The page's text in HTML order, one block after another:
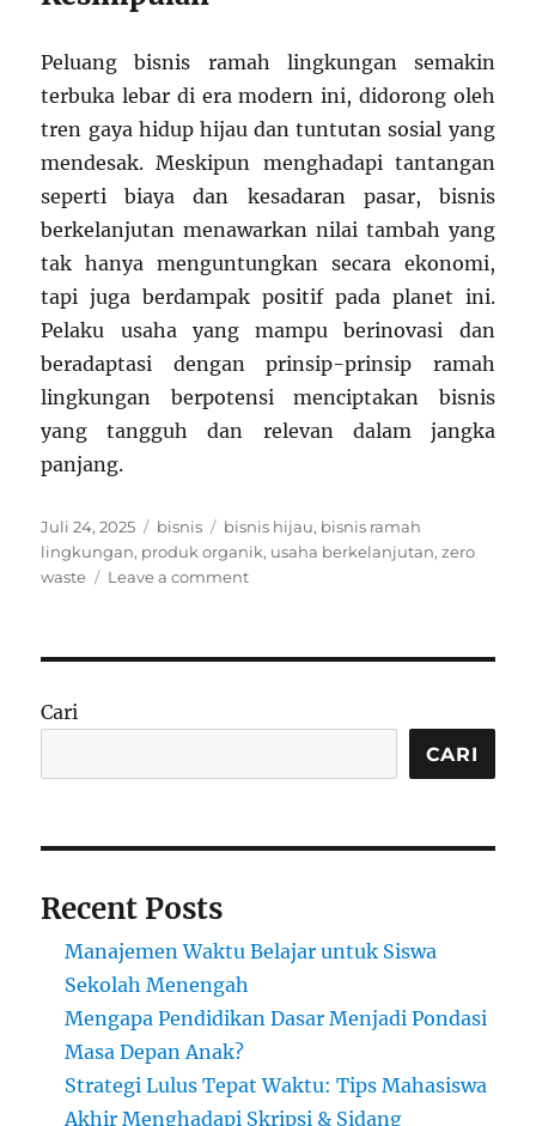
Peluang bisnis ramah lingkungan semakin
terbuka lebar di era modern ini, didorong oleh
tren gaya hidup hijau dan tuntutan sosial yang
mendesak. Meskipun menghadapi tantangan
seperti biaya dan kesadaran pasar, bisnis
berkelanjutan menawarkan nilai tambah yang
tak hanya menguntungkan secara ekonomi,
tapi juga berdampak positif pada planet ini.
Pelaku usaha yang mampu berinovasi dan
beradaptasi dengan prinsip-prinsip ramah
lingkungan berpotensi menciptakan bisnis
yang tangguh dan relevan dalam jangka
panjang.
Posted
on
Juli 24, 2025 Categories
bisnis Tags
bisnis hijau, bisnis ramah
lingkungan, produk organik, usaha berkelanjutan,zero
waste
Leave a commenton
Tren
Tuntutan
Cari
CARI
Recent Posts
Manajemen Waktu Belajar untuk Siswa
Sekolah Menengah
Mengapa Pendidikan Dasar Menjadi Pondasi
Masa Depan Anak?
Strategi Lulus Tepat Waktu: Tips Mahasiswa
Akhir Menghadapi Skripsi & Sidang